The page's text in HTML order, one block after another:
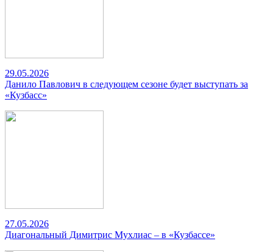
29.05.2026
Данило Павлович в следующем сезоне будет выступать за
«Кузбасс»
27.05.2026
Диагональный Димитрис Мухлиас – в «Кузбассе»